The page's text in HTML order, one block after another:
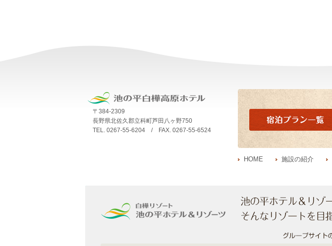
〒384-2309
長野県北佐久郡立科町芦田八ヶ野750
TEL. 0267-55-6204 / FAX. 0267-55-6524
HOME 施設の紹介